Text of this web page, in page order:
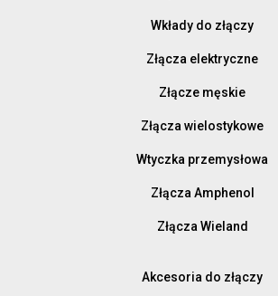
Wkłady do złączy
Złącza elektryczne
Złącze męskie
Złącza wielostykowe
Wtyczka przemysłowa
Złącza Amphenol
Złącza Wieland
Akcesoria do złączy